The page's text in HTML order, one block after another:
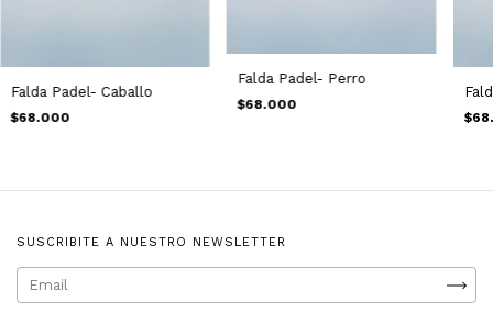
Falda Padel- Caballo
$68.000
Falda Padel- Perro
$68.000
SUSCRIBITE A NUESTRO NEWSLETTER